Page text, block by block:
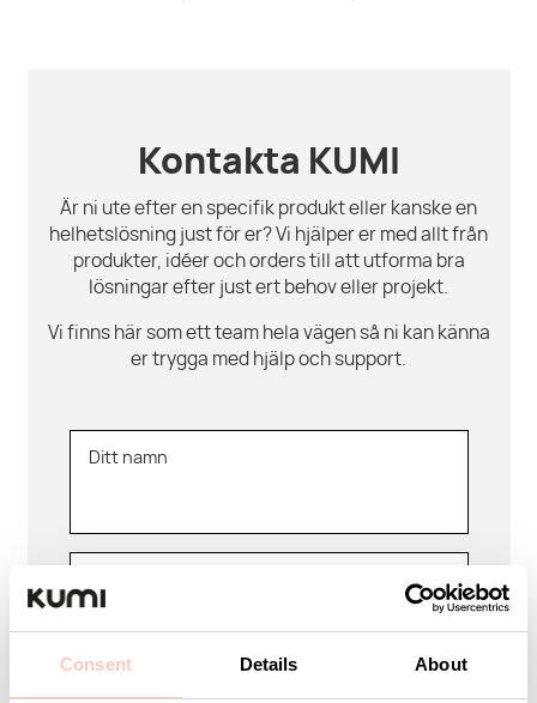
Consent Details About
Kontakta KUMI
Är ni ute efter en specifik produkt eller kanske en
helhetslösning just för er? Vi hjälper er med allt från
produkter, idéer och orders till att utforma bra
lösningar efter just ert behov eller projekt.
Vi finns här som ett team hela vägen så ni kan känna
er trygga med hjälp och support.
Ditt namn